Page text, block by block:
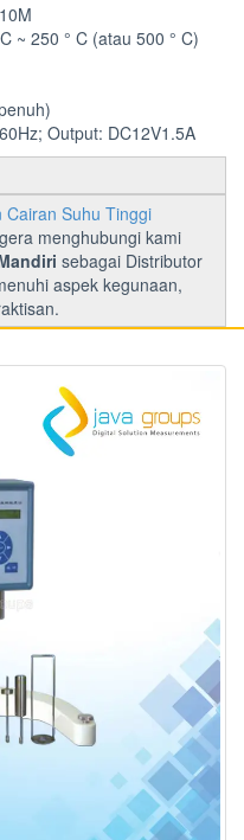
~ 250 ° C (atau 500 ° C)
Output: DC12V1.5A
Cairan Suhu Tinggi
menghubungi kami
sebagai Distributor
aspek kegunaan,